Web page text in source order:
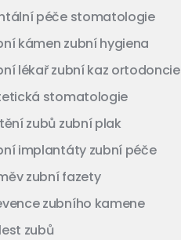
péče stomatologie
kámen zubní hygiena
lékařzubní kaz ortodoncie
stomatologie
zubů zubní plak
implantáty zubní péče
zubní fazety
zubního kamene
zubů